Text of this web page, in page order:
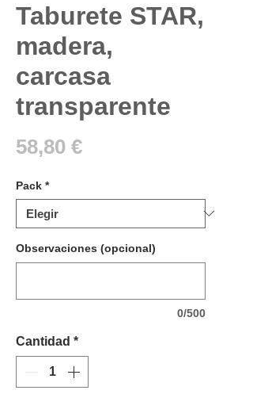
Taburete STAR,
madera,
carcasa
transparente
58,80 €Precio
Pack *
Observaciones (opcional)
0/500
Cantidad *